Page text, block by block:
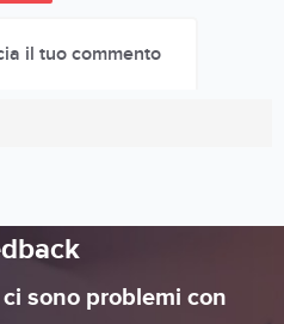
il tuo commento
sono problemi con